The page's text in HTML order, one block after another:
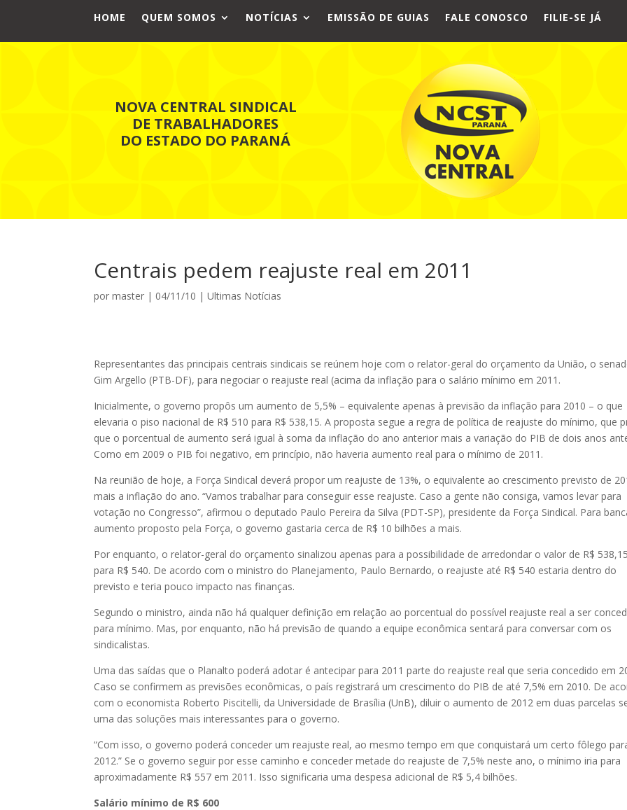
HOME QUEM SOMOS NOTÍCIAS EMISSÃO DE GUIAS FALE CONOSCO FILIE-SE JÁ
NOVA CENTRAL SINDICAL
DE TRABALHADORES
DO ESTADO DO PARANÁ
Centrais pedem reajuste real em 2011
pormaster | 04/11/10 |Ultimas Notícias
Representantes das principais centrais sindicais se reúnem hoje com o relator-geral do orçamento da União, o
Gim Argello (PTB-DF), para negociar o reajuste real (acima da inflação para o salário mínimo em 2011.
Inicialmente, o governo propôs um aumento de 5,5% – equivalente apenas à previsão da inflação para 2010 – o que
elevaria o piso nacional de R$ 510 para R$ 538,15. A proposta segue a regra de política de reajuste do mínimo, que
que o porcentual de aumento será igual à soma da inflação do ano anterior mais a variação do PIB de dois anos
Como em 2009 o PIB foi negativo, em princípio, não haveria aumento real para o mínimo de 2011.
Na reunião de hoje, a Força Sindical deverá propor um reajuste de 13%, o equivalente ao crescimento previsto de
mais a inflação do ano. “Vamos trabalhar para conseguir esse reajuste. Caso a gente não consiga, vamos levar para
votação no Congresso”, afirmou o deputado Paulo Pereira da Silva (PDT-SP), presidente da Força Sindical. Para
aumento proposto pela Força, o governo gastaria cerca de R$ 10 bilhões a mais.
Por enquanto, o relator-geral do orçamento sinalizou apenas para a possibilidade de arredondar o valor de R$ 538,15
para R$ 540. De acordo com o ministro do Planejamento, Paulo Ber­­nardo, o reajuste até R$ 540 estaria dentro do
previsto e teria pouco impacto nas finanças.
Segundo o ministro, ainda não há qualquer definição em relação ao porcentual do possível reajuste real a ser
para mínimo. Mas, por enquanto, não há previsão de quando a equipe econômica sentará para conversar com os
sindicalistas.
Uma das saídas que o Planalto poderá adotar é antecipar para 2011 parte do reajuste real que seria concedido em
Caso se confirmem as previsões econômicas, o país registrará um crescimento do PIB de até 7,5% em 2010. De
com o economista Roberto Piscitelli, da Universidade de Brasília (UnB), diluir o aumento de 2012 em duas parcelas
uma das soluções mais interessantes para o governo.
“Com isso, o governo poderá conceder um reajuste real, ao mesmo tempo em que conquistará um certo fôlego
2012.” Se o governo seguir por esse caminho e conceder metade do reajuste de 7,5% neste ano, o mínimo iria para
aproximadamente R$ 557 em 2011. Isso significaria uma despesa adicional de R$ 5,4 bilhões.
Salário mínimo de R$ 600